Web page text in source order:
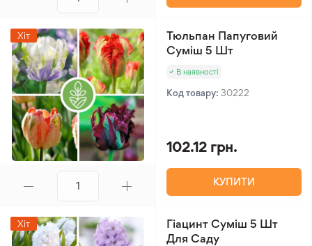
Хіт
Тюльпан Папуговий
Суміш 5 Шт
В наявності
Код товару: 30222
102.12 грн.
КУПИТИ
Хіт
Гіацинт Суміш 5 Шт
Для Саду